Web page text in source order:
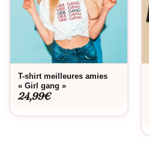
T-shirt meilleures amies
« Girl gang »
24,99€